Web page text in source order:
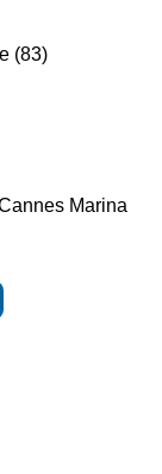
(83)
Marina